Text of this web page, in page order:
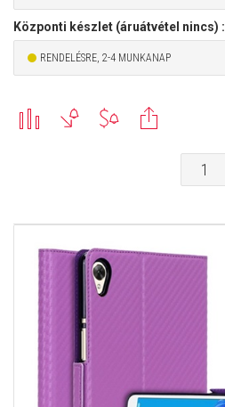
Központi készlet (áruátvétel nincs) :
RENDELÉSRE, 2-4 MUNKANAP